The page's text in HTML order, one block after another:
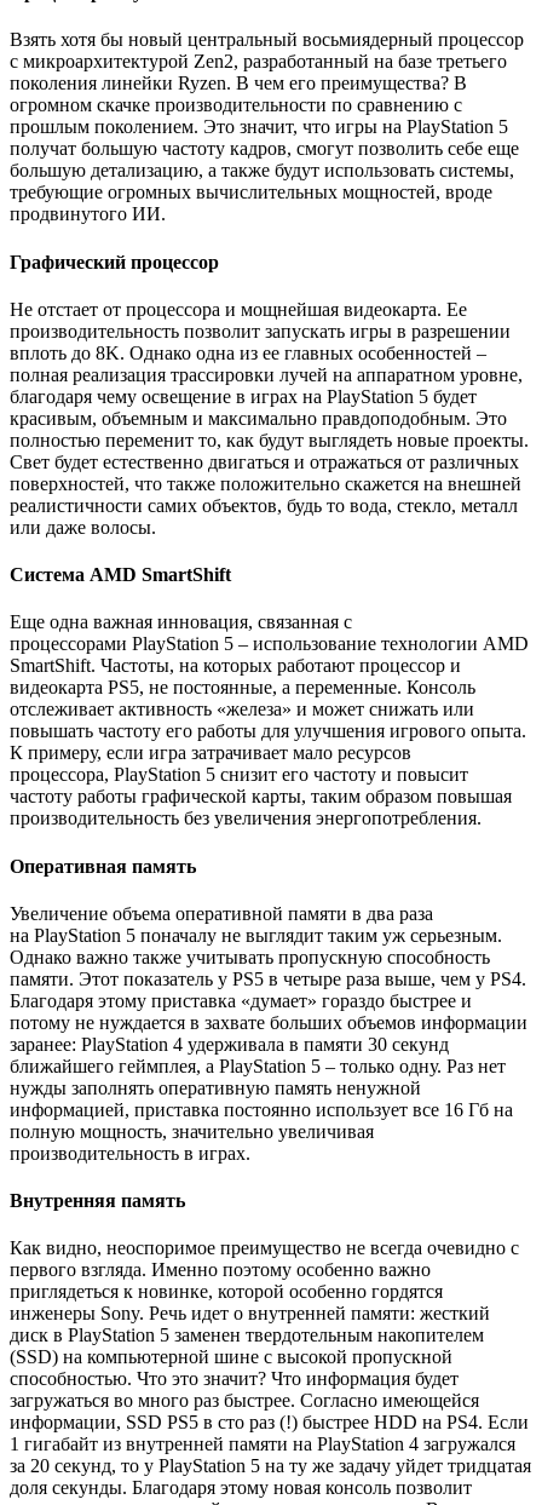
Взять хотя бы новый центральный восьмиядерный процессор
с микроархитектурой Zen2, разработанный на базе третьего
поколения линейки Ryzen. В чем его преимущества? В
огромном скачке производительности по сравнению с
прошлым поколением. Это значит, что игры на PlayStation 5
получат большую частоту кадров, смогут позволить себе еще
большую детализацию, а также будут использовать системы,
требующие огромных вычислительных мощностей, вроде
продвинутого ИИ.
Графический процессор
Не отстает от процессора и мощнейшая видеокарта. Ее
производительность позволит запускать игры в разрешении
вплоть до 8K. Однако одна из ее главных особенностей –
полная реализация трассировки лучей на аппаратном уровне,
благодаря чему освещение в играх на PlayStation 5 будет
красивым, объемным и максимально правдоподобным. Это
полностью переменит то, как будут выглядеть новые проекты.
Свет будет естественно двигаться и отражаться от различных
поверхностей, что также положительно скажется на внешней
реалистичности самих объектов, будь то вода, стекло, металл
или даже волосы.
Система AMD SmartShift
Еще одна важная инновация, связанная с
процессорами PlayStation 5 – использование технологии AMD
SmartShift. Частоты, на которых работают процессор и
видеокарта PS5, не постоянные, а переменные. Консоль
отслеживает активность «железа» и может снижать или
повышать частоту его работы для улучшения игрового опыта.
К примеру, если игра затрачивает мало ресурсов
процессора, PlayStation 5 снизит его частоту и повысит
частоту работы графической карты, таким образом повышая
производительность без увеличения энергопотребления.
Оперативная память
Увеличение объема оперативной памяти в два раза
на PlayStation 5 поначалу не выглядит таким уж серьезным.
Однако важно также учитывать пропускную способность
памяти. Этот показатель у PS5 в четыре раза выше, чем у PS4.
Благодаря этому приставка «думает» гораздо быстрее и
потому не нуждается в захвате больших объемов информации
заранее: PlayStation 4 удерживала в памяти 30 секунд
ближайшего геймплея, а PlayStation 5 – только одну. Раз нет
нужды заполнять оперативную память ненужной
информацией, приставка постоянно использует все 16 Гб на
полную мощность, значительно увеличивая
производительность в играх.
Внутренняя память
Как видно, неоспоримое преимущество не всегда очевидно с
первого взгляда. Именно поэтому особенно важно
приглядеться к новинке, которой особенно гордятся
инженеры Sony. Речь идет о внутренней памяти: жесткий
диск в PlayStation 5 заменен твердотельным накопителем
(SSD) на компьютерной шине с высокой пропускной
способностью. Что это значит? Что информация будет
загружаться во много раз быстрее. Согласно имеющейся
информации, SSD PS5 в сто раз (!) быстрее HDD на PS4. Если
1 гигабайт из внутренней памяти на PlayStation 4 загружался
за 20 секунд, то у PlayStation 5 на ту же задачу уйдет тридцатая
доля секунды. Благодаря этому новая консоль позволит